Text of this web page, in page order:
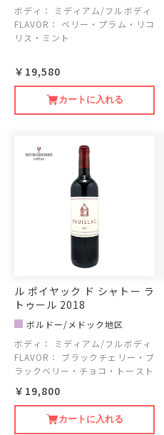
ボディ：
ミディアム/フルボディ
FLAVOR：
ベリー・プラム・リコ
リス・ミント
￥19,580
カートに入れる
ル ポイヤック ド シャトー ラ
トゥール 2018
ボルドー/メドック地区
ボディ：
ミディアム/フルボディ
FLAVOR：
ブラックチェリー・ブ
ラックベリー・チョコ・トースト
￥19,800
カートに入れる